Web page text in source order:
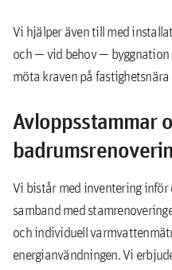
Vi hjälper även till med
och — vid behov —
möta kraven på
Avloppsstammar
Vi bistår med inventering inför
samband med
och individuell
energianvändningen. Vi